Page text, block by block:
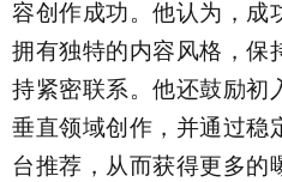
容创作成功。他认为，成
拥有独特的内容风格，保
持紧密联系。他还鼓励初
垂直领域创作，并通过稳
台推荐，从而获得更多的